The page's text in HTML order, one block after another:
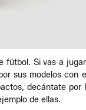
Si vas a
sus modelos con
decántate por
de ellas.